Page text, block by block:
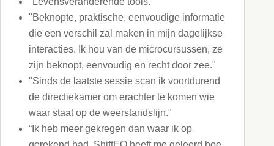
"Beknopte, praktische, eenvoudige informatie
die een verschil zal maken in mijn dagelijkse
interacties. Ik hou van de microcursussen, ze
zijn beknopt, eenvoudig en recht door zee."
"Sinds de laatste sessie scan ik voortdurend
de directiekamer om erachter te komen wie
waar staat op de weerstandslijn."
“Ik heb meer gekregen dan waar ik op